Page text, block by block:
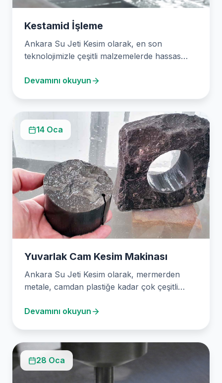
Kestamid İşleme
Ankara Su Jeti Kesim olarak, en son
teknolojimizle çeşitli malzemelerde hassas
Devamını okuyun
14 Oca
Yuvarlak Cam Kesim Makinası
Ankara Su Jeti Kesim olarak, mermerden
metale, camdan plastiğe kadar çok çeşitli
Devamını okuyun
28 Oca